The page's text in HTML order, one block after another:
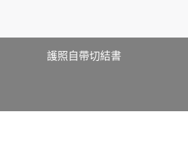
覽及點選資料紀
站不會也無法將此
會在該資料或電子
護照自帶切結書